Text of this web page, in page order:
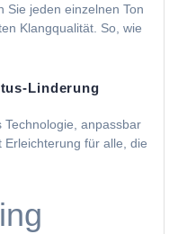
Sie jeden einzelnen Ton
Klangqualität. So, wie
Linderung
Technologie, anpassbar
für alle, die